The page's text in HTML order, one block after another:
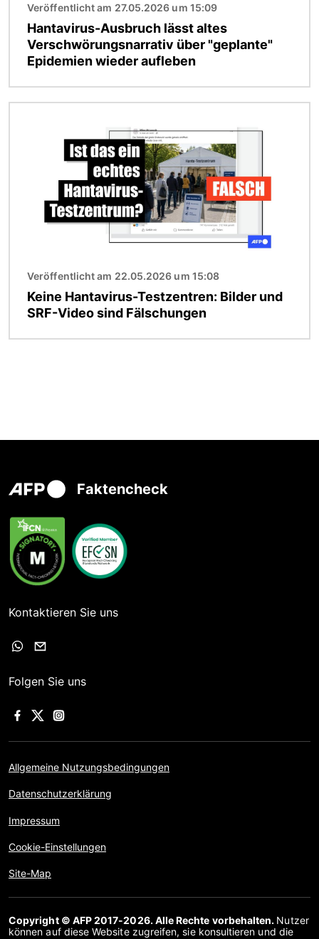
Veröffentlicht am 27.05.2026 um 15:09
Hantavirus-Ausbruch lässt altes
Verschwörungsnarrativ über "geplante"
Epidemien wieder aufleben
Veröffentlicht am 22.05.2026 um 15:08
Keine Hantavirus-Testzentren: Bilder und
SRF-Video sind Fälschungen
Faktencheck
Kontaktieren Sie uns
Folgen Sie uns
Allgemeine Nutzungsbedingungen
Datenschutzerklärung
Impressum
Cookie-Einstellungen
Site-Map
Copyright © AFP 2017-2026. Alle Rechte vorbehalten. Nutzer
können auf diese Website zugreifen, sie konsultieren und die